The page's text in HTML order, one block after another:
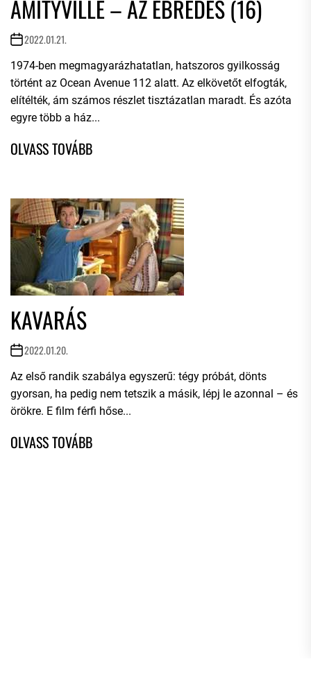
AMITYVILLE – AZ ÉBREDÉS (16)
2022.01.21.
1974-ben megmagyarázhatatlan, hatszoros gyilkosság
történt az Ocean Avenue 112 alatt. Az elkövetőt elfogták,
elítélték, ám számos részlet tisztázatlan maradt. És azóta
egyre több a ház...
KAVARÁS
2022.01.20.
Az első randik szabálya egyszerű: tégy próbát, dönts
gyorsan, ha pedig nem tetszik a másik, lépj le azonnal – és
örökre. E film férfi hőse...